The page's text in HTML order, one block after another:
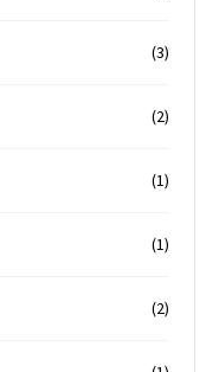
(3)
(2)
(1)
(1)
(2)